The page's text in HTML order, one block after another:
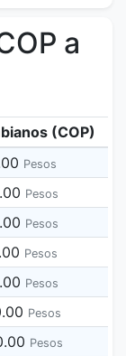
a
(COP)
Pesos
Pesos
Pesos
Pesos
Pesos
Pesos
Pesos